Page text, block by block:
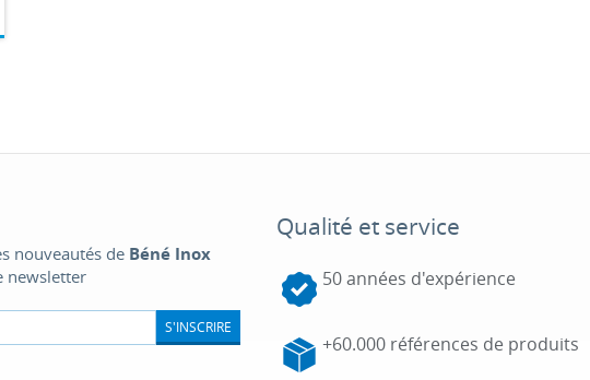
nouveautés de Béné Inox
newsletter
S'INSCRIRE
Qualité et service
50 années d'expérience
+60.000 références de produits